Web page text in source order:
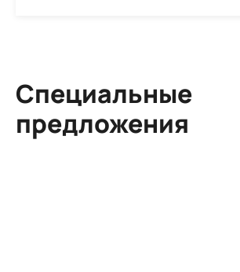
Специальные
предложения